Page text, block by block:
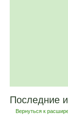
Последние
Вернуться к